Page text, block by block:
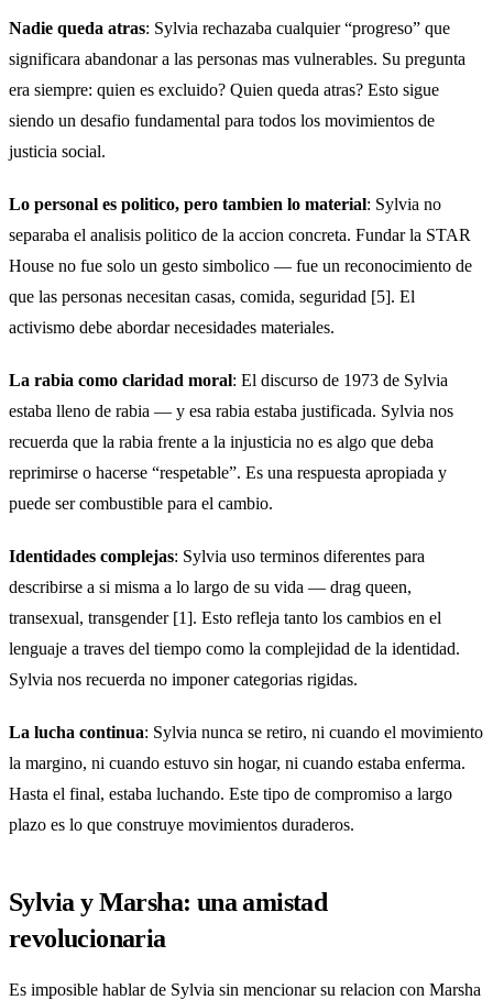
Nadie queda atras: Sylvia rechazaba cualquier “progreso” que
significara abandonar a las personas mas vulnerables. Su pregunta
era siempre: quien es excluido? Quien queda atras? Esto sigue
siendo un desafio fundamental para todos los movimientos de
justicia social.
Lo personal es politico, pero tambien lo material: Sylvia no
separaba el analisis politico de la accion concreta. Fundar la STAR
House no fue solo un gesto simbolico — fue un reconocimiento de
que las personas necesitan casas, comida, seguridad [5]. El
activismo debe abordar necesidades materiales.
La rabia como claridad moral: El discurso de 1973 de Sylvia
estaba lleno de rabia — y esa rabia estaba justificada. Sylvia nos
recuerda que la rabia frente a la injusticia no es algo que deba
reprimirse o hacerse “respetable”. Es una respuesta apropiada y
puede ser combustible para el cambio.
Identidades complejas: Sylvia uso terminos diferentes para
describirse a si misma a lo largo de su vida — drag queen,
transexual, transgender [1]. Esto refleja tanto los cambios en el
lenguaje a traves del tiempo como la complejidad de la identidad.
Sylvia nos recuerda no imponer categorias rigidas.
La lucha continua: Sylvia nunca se retiro, ni cuando el movimiento
la margino, ni cuando estuvo sin hogar, ni cuando estaba enferma.
Hasta el final, estaba luchando. Este tipo de compromiso a largo
plazo es lo que construye movimientos duraderos.
Sylvia y Marsha: una amistad
revolucionaria
Es imposible hablar de Sylvia sin mencionar su relacion con Marsha